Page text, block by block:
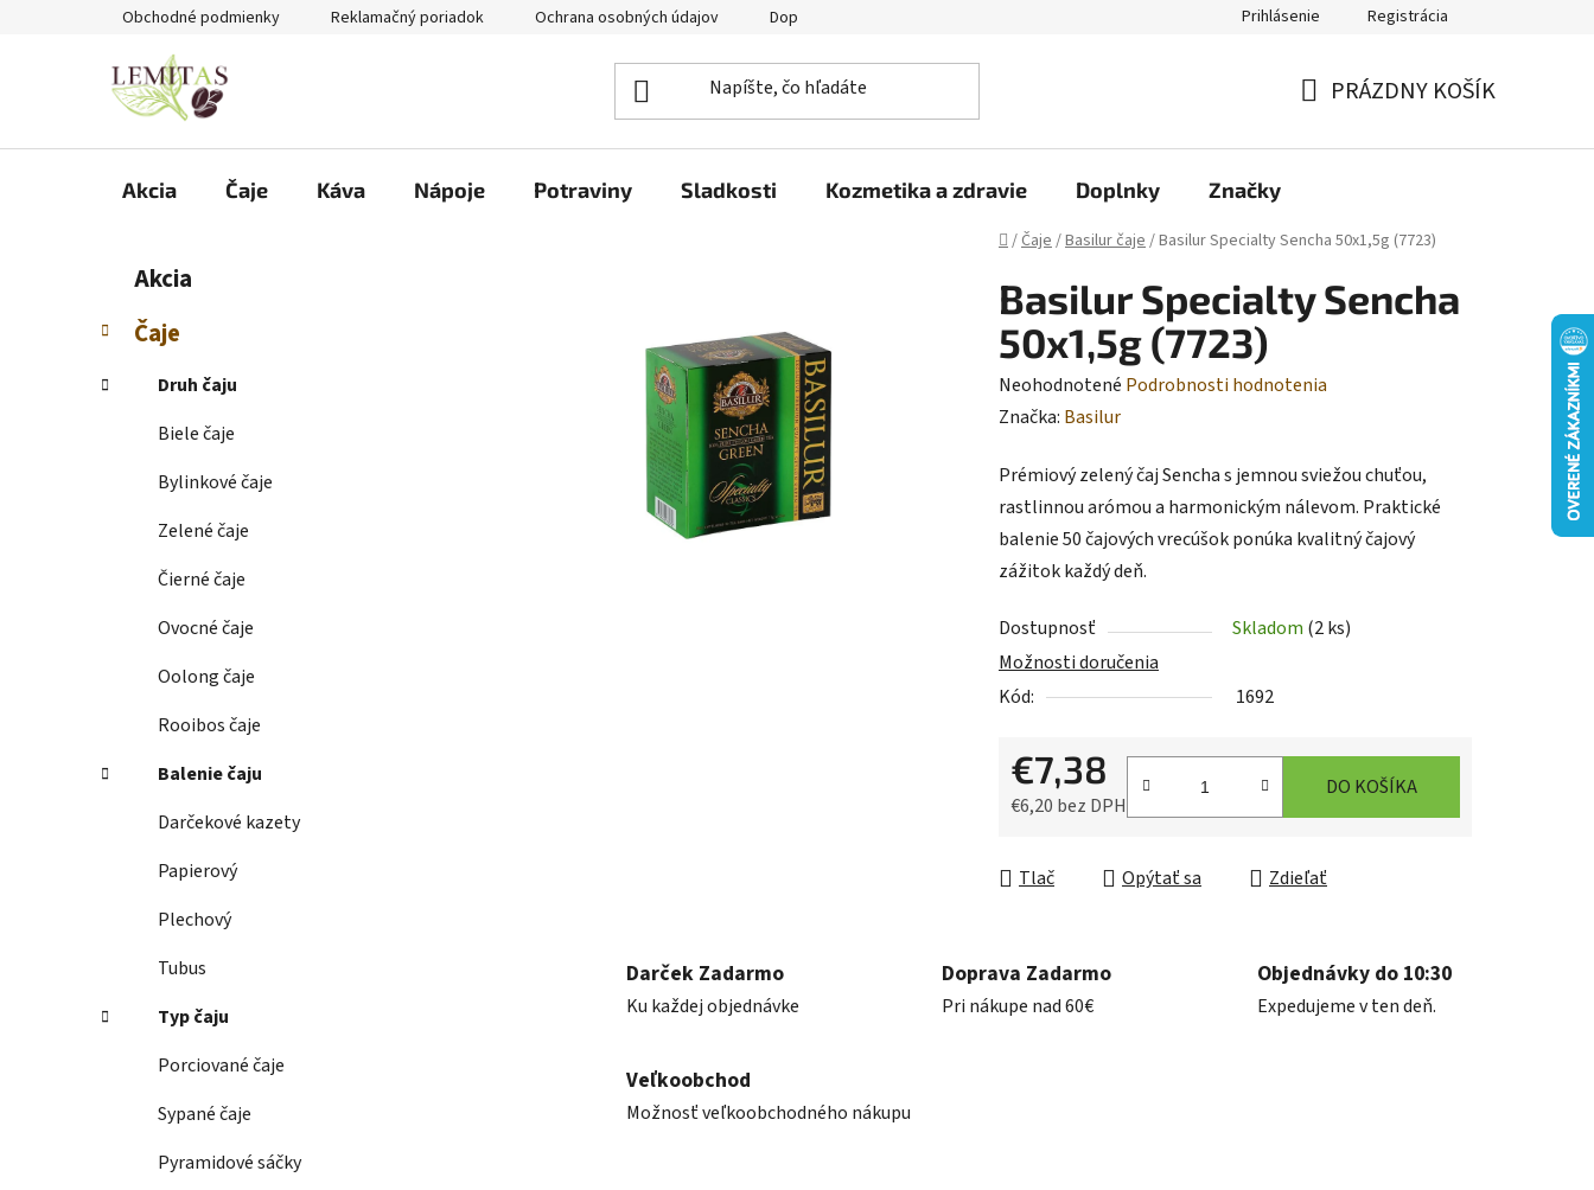
Obchodné podmienky Reklamačný poriadok Ochrana osobných údajov Doprava a platba Prihlásenie Registrácia
PRÁZDNY KOŠÍK
Akcia Čaje Káva Nápoje Potraviny Sladkosti Kozmetika a zdravie Doplnky Značky
Domov
/Čaje/Basilur čaje/Basilur Specialty Sencha 50x1,5g (7723)
č
ý
Preskočiť
kategórie
t
e
ó
Akcia
Čaje
Druh čaju
Biele čaje
Bylinkové čaje
Zelené čaje
Čierné čaje
Ovocné čaje
Oolong čaje
Rooibos čaje
Balenie čaju
Darčekové kazety
Papierový
Plechový
Tubus
Typ čaju
Porciované čaje
Sypané čaje
Pyramidové sáčky
Basilur Specialty Sencha
50x1,5g (7723)
Priemerné
hodnotenie
je
0,0
z
5
Neohodnotené Podrobnosti hodnotenia
Značka: Basilur
Prémiový zelený čaj Sencha s jemnou sviežou chuťou,
rastlinnou arómou a harmonickým nálevom. Praktické
balenie 50 čajových vrecúšok ponúka kvalitný čajový
zážitok každý deň.
Dostupnosť Skladom (2 ks)
Možnosti doručenia
Kód:
1692
€7,38
€6,20 bez DPH
DO KOŠÍKA
Tlač Opýtať sa Zdieľať
Darček Zadarmo
Ku každej objednávke
Doprava Zadarmo
Pri nákupe nad 60€
Objednávky do 10:30
Expedujeme v ten deň.
Veľkoobchod
Možnosť veľkoobchodného nákupu